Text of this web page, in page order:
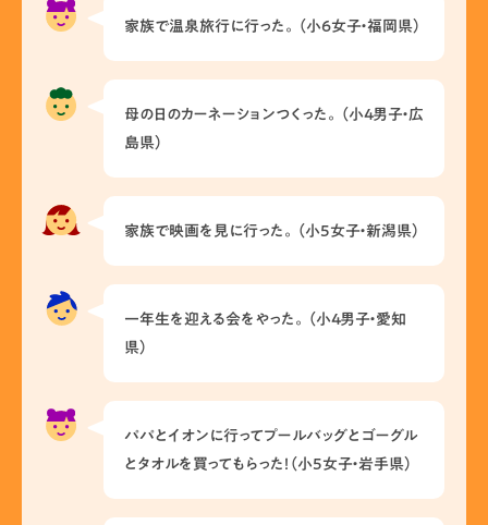
家族で温泉旅行に行った。（小6女子・福岡県）
母の日のカーネーションつくった。（小4男子・広
島県）
家族で映画を見に行った。（小5女子・新潟県）
一年生を迎える会をやった。（小4男子・愛知
県）
パパとイオンに行ってプールバッグとゴーグル
とタオルを買ってもらった！（小5女子・岩手県）